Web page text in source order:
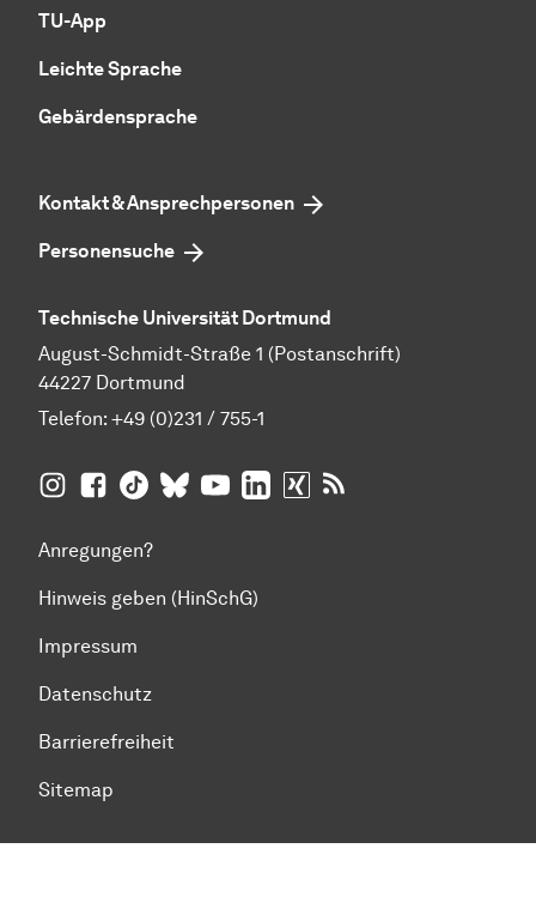
TU-App
Leichte Sprache
Gebärdensprache
Kontakt & Ansprechpersonen
Personensuche
Technische Universität Dortmund
August-Schmidt-Straße 1 (Postanschrift)
44227 Dortmund
Telefon: +49 (0)231 / 755-1
TU Dortmund aufInsta­gram
TU Dortmund auf Facebook
TU Dortmund auf TikTok
TU Dortmund auf BlueSky
TU Dortmund auf YouTube
TU Dortmund auf LinkedIn
TU Dortmund auf XING
Anregungen?
Hinweis geben (HinSchG)
Impressum
Datenschutz
Barrierefreiheit
Sitemap